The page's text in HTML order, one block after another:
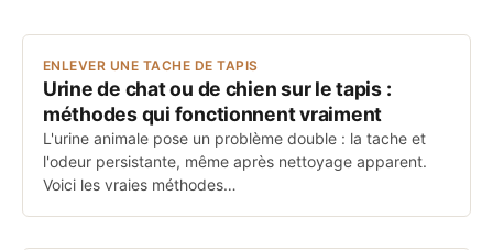
ENLEVER UNE TACHE DE TAPIS
Urine de chat ou de chien sur le tapis :
méthodes qui fonctionnent vraiment
L'urine animale pose un problème double : la tache et
l'odeur persistante, même après nettoyage apparent.
Voici les vraies méthodes…